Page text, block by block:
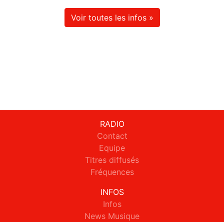
Voir toutes les infos »
RADIO
Contact
Equipe
Titres diffusés
Fréquences
INFOS
Infos
News Musique